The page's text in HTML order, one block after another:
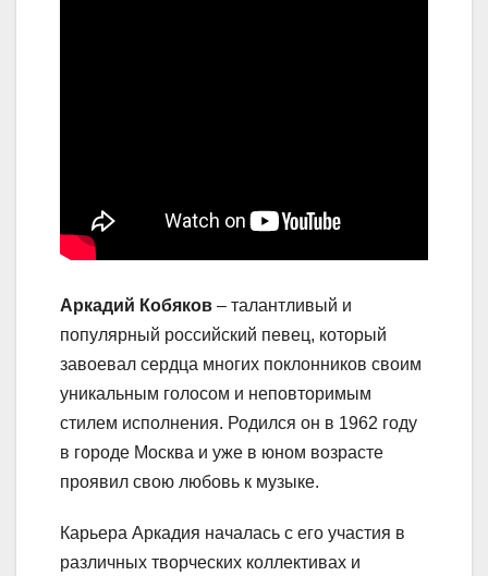
Аркадий Кобяков – талантливый и
популярный российский певец, который
завоевал сердца многих поклонников своим
уникальным голосом и неповторимым
стилем исполнения. Родился он в 1962 году
в городе Москва и уже в юном возрасте
проявил свою любовь к музыке.
Карьера Аркадия началась с его участия в
различных творческих коллективах и